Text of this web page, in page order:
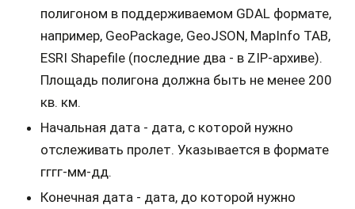
полигоном в поддерживаемом GDAL формате,
например, GeoPackage, GeoJSON, MapInfo TAB,
ESRI Shapefile (последние два - в ZIP-архиве).
Площадь полигона должна быть не менее 200
кв. км.
Начальная дата - дата, с которой нужно
отслеживать пролет. Указывается в формате
гггг-мм-дд.
Конечная дата - дата, до которой нужно